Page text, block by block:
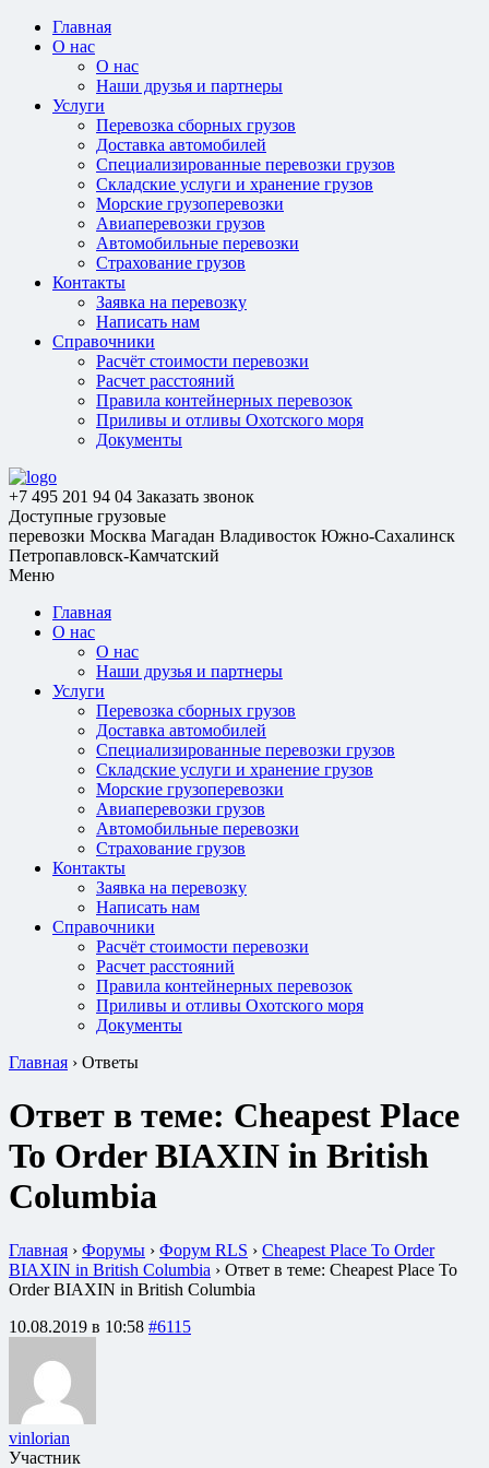
Главная
О нас
О нас
Наши друзья и партнеры
Услуги
Перевозка сборных грузов
Доставка автомобилей
Специализированные перевозки грузов
Складские услуги и хранение грузов
Морские грузоперевозки
Авиаперевозки грузов
Автомобильные перевозки
Страхование грузов
Контакты
Заявка на перевозку
Написать нам
Справочники
Расчёт стоимости перевозки
Расчет расстояний
Правила контейнерных перевозок
Приливы и отливы Охотского моря
Документы
+7 495 201 94 04 Заказать звонок
Доступные грузовые
перевозки Москва Магадан Владивосток Южно-Сахалинск
Петропавловск-Камчатский
Меню
Главная
О нас
О нас
Наши друзья и партнеры
Услуги
Перевозка сборных грузов
Доставка автомобилей
Специализированные перевозки грузов
Складские услуги и хранение грузов
Морские грузоперевозки
Авиаперевозки грузов
Автомобильные перевозки
Страхование грузов
Контакты
Заявка на перевозку
Написать нам
Справочники
Расчёт стоимости перевозки
Расчет расстояний
Правила контейнерных перевозок
Приливы и отливы Охотского моря
Документы
Главная › Ответы
Ответ в теме: Cheapest Place
To Order BIAXIN in British
Columbia
Главная › Форумы › Форум RLS › Cheapest Place To Order
BIAXIN in British Columbia › Ответ в теме: Cheapest Place To
Order BIAXIN in British Columbia
10.08.2019 в 10:58 #6115
vinlorian
Участник